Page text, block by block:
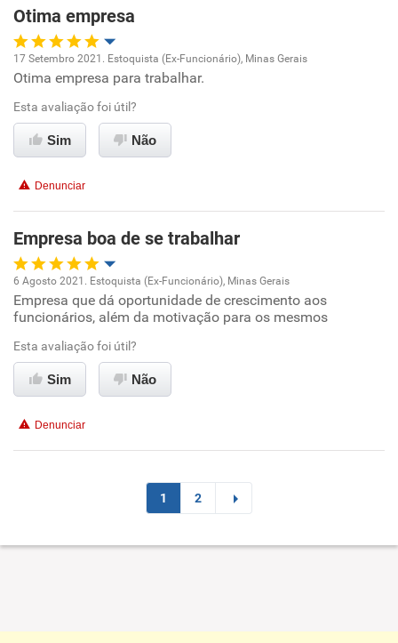
Otima empresa
Oportunidade de promoção
Ambiente de trabalho
Benefícios
Recomenda esta empresa
Recomenda a diretoria
17 Setembro 2021. Estoquista (Ex-Funcionário), Minas Gerais
Otima empresa para trabalhar.
Esta avaliação foi útil?
Sim Não
Denunciar
Empresa boa de se trabalhar
Oportunidade de promoção
Ambiente de trabalho
Conciliação com a vida familiar
Recomenda esta empresa
6 Agosto 2021. Estoquista (Ex-Funcionário), Minas Gerais
Empresa que dá oportunidade de crescimento aos
funcionários, além da motivação para os mesmos
Esta avaliação foi útil?
Sim Não
Denunciar
1 2